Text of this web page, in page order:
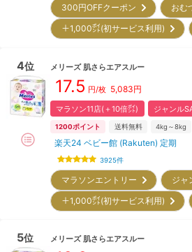
300円OFFクーポン おむ
＋1,000㌽(初サービス利用)
4位 メリーズ 肌さらエアスルー
17.5 円/枚 5,083円
マラソン11店(＋10倍㌽) ジャンル
1200ポイント 送料無料 4kg～8kg
楽天24 ベビー館 (Rakuten) 定期
3925件
マラソンエントリー ジャ
＋1,000㌽(初サービス利用)
5位 メリーズ 肌さらエアスルー